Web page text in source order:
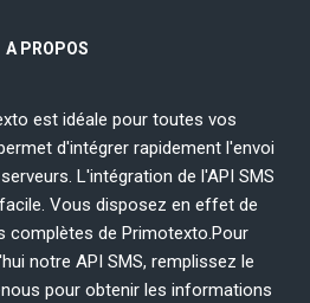
Import de contacts par FTP
A PROPOS
est idéale pour toutes vos
d'intégrer rapidement l'envoi
L'intégration de l'API SMS
Vous disposez en effet de
de Primotexto.Pour
notre API SMS, remplissez le
pour obtenir les informations